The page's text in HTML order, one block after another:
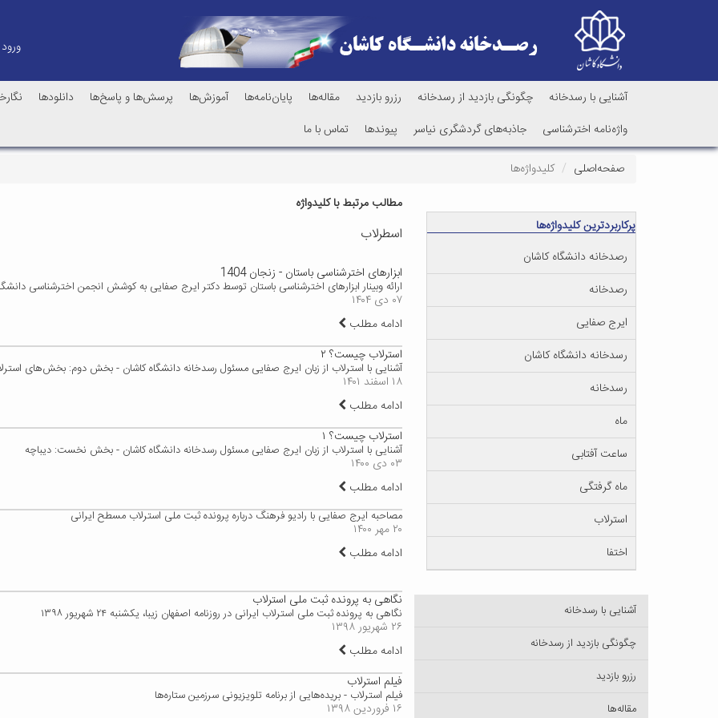
ورود
آشنایی با رسدخانه چگونگی بازدید از رسدخانه رزرو بازدید مقاله‌ها پایان‌نامه‌ها آموزش‌ها پرسش‌ها و پاسخ‌ها دانلودها
واژه‌نامه اخترشناسی
جاذبه‌های گردشگری نیاسر پیوندها تماس با ما
صفحه‌اصلی
کلیدواژه‌ها
مطالب مرتبط با کلیدواژه
اسطرلاب
ابزارهای اخترشناسی باستان - زنجان 1404
ارائه وبینار ابزارهای اخترشناسی باستان توسط دکتر ایرج صفایی به کوشش انجمن اخترشناسی
۰۷ دی ۱۴۰۴
ادامه مطلب
استرلاب چیست؟ ۲
آشنایی با استرلاب از زبان ایرج صفایی مسئول رسدخانه دانشگاه کاشان - بخش دوم: بخش‌های
۱۸ اسفند ۱۴۰۱
ادامه مطلب
استرلاب چیست؟ ۱
آشنایی با استرلاب از زبان ایرج صفایی مسئول رسدخانه دانشگاه کاشان - بخش نخست: دیباچه
۰۳ دی ۱۴۰۰
ادامه مطلب
مصاحبه ایرج صفایی با رادیو فرهنگ درباره پرونده ثبت ملی استرلاب مسطح ایرانی
۲۰ مهر ۱۴۰۰
ادامه مطلب
نگاهی به پرونده ثبت ملی استرلاب
نگاهی به پرونده ثبت ملی استرلاب ایرانی در روزنامه اصفهان زیبا، یکشنبه ۲۴ شهریور ۱۳۹۸
۲۶ شهریور ۱۳۹۸
ادامه مطلب
فیلم استرلاب
فیلم استرلاب - بریده‌هایی از برنامه تلویزیونی سرزمین ستاره‌ها
۱۶ فروردین ۱۳۹۸
پرکاربردترین کلیدواژه‌ها
رصدخانه دانشگاه کاشان
رصدخانه
ایرج صفایی
رسدخانه دانشگاه کاشان
رسدخانه
ماه
ساعت آفتابی
ماه گرفتگی
استرلاب
اختفا
آشنایی با رسدخانه
چگونگی بازدید از رسدخانه
رزرو بازدید
مقاله‌ها